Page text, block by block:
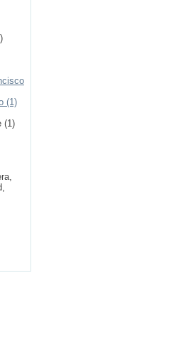
(1)
(1)